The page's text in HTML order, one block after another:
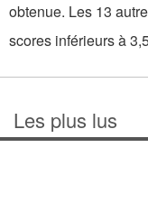
obtenue. Les 13
scores inférieurs à
Les plus lus